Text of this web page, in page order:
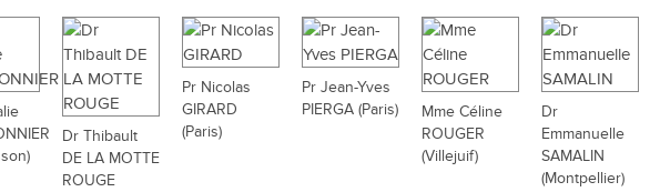
Dr Thibault
DE LA MOTTE
ROUGE
Pr Nicolas
GIRARD
(Paris)
Pr Jean-Yves
PIERGA (Paris)
Mme Céline
ROUGER
(Villejuif)
Dr
Emmanuelle
SAMALIN
(Montpellier)